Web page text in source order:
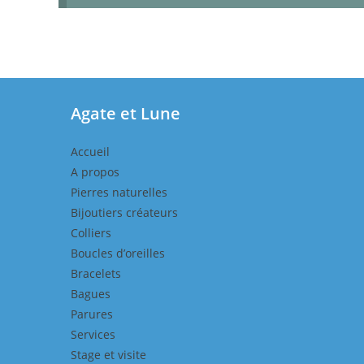
Agate et Lune
Accueil
A propos
Pierres naturelles
Bijoutiers créateurs
Colliers
Boucles d’oreilles
Bracelets
Bagues
Parures
Services
Stage et visite